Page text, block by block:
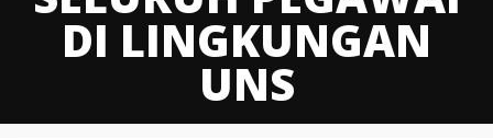
DI LINGKUNGAN
UNS